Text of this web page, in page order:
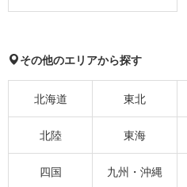
その他のエリアから探す
北海道 東北
北陸 東海
四国 九州・沖縄